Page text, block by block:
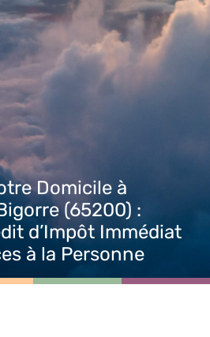
Domicile à
(65200) :
d’Impôt Immédiat
à la Personne